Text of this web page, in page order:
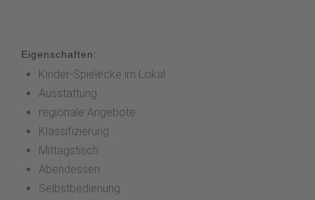
Eigenschaften:
Kinder-Spielecke im Lokal
Ausstattung
regionale Angebote
Klassifizierung
Mittagstisch
Abendessen
Selbstbedienung